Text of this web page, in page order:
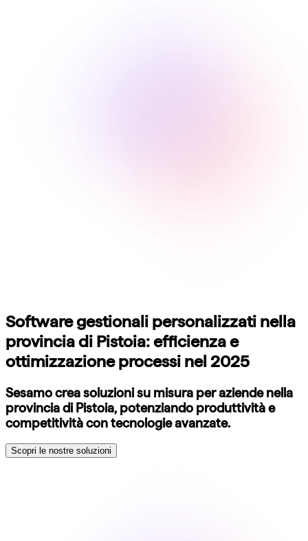
Software gestionali personalizzati nella
provincia di Pistoia: efficienza e
ottimizzazione processi nel 2025
Sesamo crea soluzioni su misura per aziende nella
provincia di Pistoia, potenziando produttività e
competitività con tecnologie avanzate.
Scopri le nostre soluzioni